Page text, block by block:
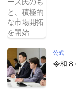
公式
令和